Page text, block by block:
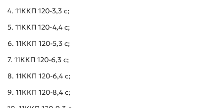
4. 11ККП 120-3,3 с;
5. 11ККП 120-4,4 с;
6. 11ККП 120-5,3 с;
7. 11ККП 120-6,3 с;
8. 11ККП 120-6,4 с;
9. 11ККП 120-8,4 с;